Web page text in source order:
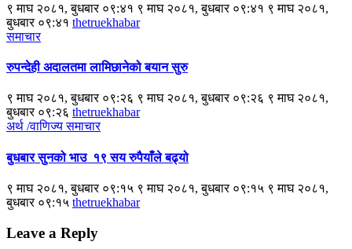
९ माघ २०८१, बुधबार ०९:४१ ९ माघ २०८१, बुधबार ०९:४१ ९ माघ २०८१,
बुधबार ०९:४१ thetruekhabar
समाचार
रुपन्देही अदालतमा लामिछानेको बयान सुरु
९ माघ २०८१, बुधबार ०९:२६ ९ माघ २०८१, बुधबार ०९:२६ ९ माघ २०८१,
बुधबार ०९:२६ thetruekhabar
अर्थ /वाणिज्यसमाचार
बुधबार सुनको भाउ १९ सय रुपैयाँले बढ्यो
९ माघ २०८१, बुधबार ०९:१५ ९ माघ २०८१, बुधबार ०९:१५ ९ माघ २०८१,
बुधबार ०९:१५ thetruekhabar
Leave a Reply